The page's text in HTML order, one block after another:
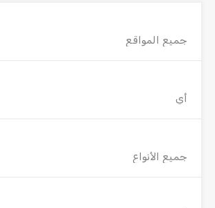
جميع المواقع
أي
جميع الأنواع